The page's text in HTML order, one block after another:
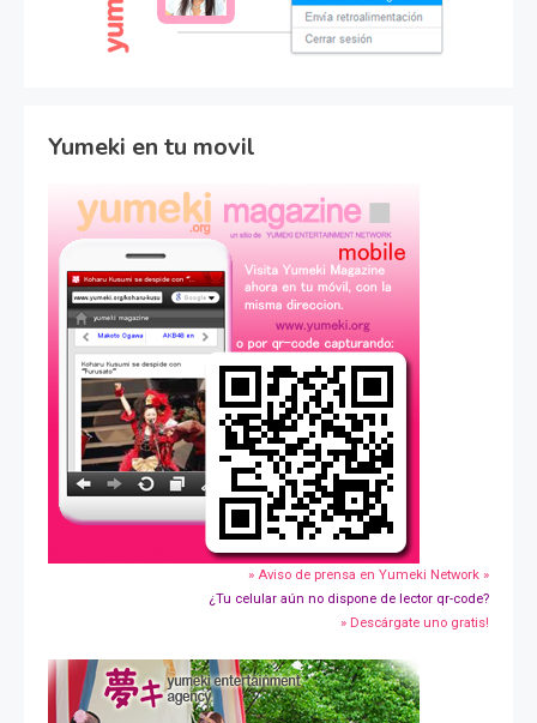
Yumeki en tu movil
» Aviso de prensa en Yumeki Network »
¿Tu celular aún no dispone de lector qr-code?
» Descárgate uno gratis!